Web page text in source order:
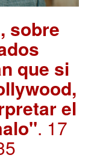
sobre
que si
el
. 17